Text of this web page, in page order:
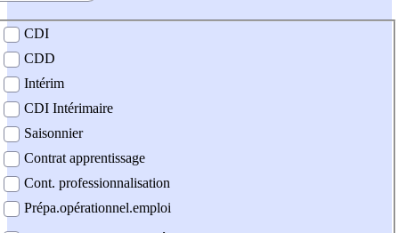
contrat
CDI
CDD
Intérim
CDI Intérimaire
Saisonnier
Contrat apprentissage
Cont. professionnalisation
Prépa.opérationnel.emploi